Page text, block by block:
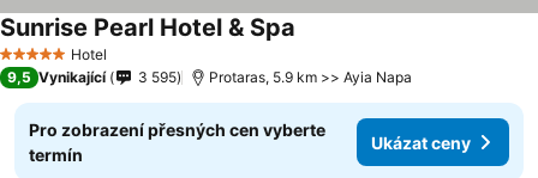
5 Počet hvězdiček
Hotel
Sunrise Pearl Hotel & Spa
9,5 Vynikající 3 595 Protaras, 5.9 km >> Ayia Napa
Pro zobrazení přesných cen vyberte
termín
Ukázat ceny